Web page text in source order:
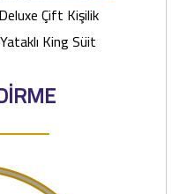
Deluxe Çift Kişilik
Yataklı King Süit